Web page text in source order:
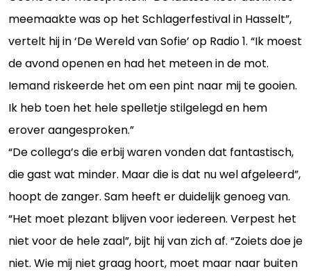
meemaakte was op het Schlagerfestival in Hasselt”,
vertelt hij in ‘De Wereld van Sofie’ op Radio 1. “Ik moest
de avond openen en had het meteen in de mot.
Iemand riskeerde het om een pint naar mij te gooien.
Ik heb toen het hele spelletje stilgelegd en hem
erover aangesproken.”
“De collega’s die erbij waren vonden dat fantastisch,
die gast wat minder. Maar die is dat nu wel afgeleerd”,
hoopt de zanger. Sam heeft er duidelijk genoeg van.
“Het moet plezant blijven voor iedereen. Verpest het
niet voor de hele zaal”, bijt hij van zich af. “Zoiets doe je
niet. Wie mij niet graag hoort, moet maar naar buiten